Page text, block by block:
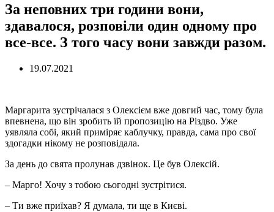
За неповних три години вони,
здавалося, розповіли один одному про
все-все. З того часу вони завжди разом.
19.07.2021
Маргарита зустрічалася з Олексієм вже довгий час, тому була
впевнена, що він зробить їй пропозицію на Різдво. Уже
уявляла собі, який приміряє каблучку, правда, сама про свої
здогадки нікому не розповідала.
За день до свята пролунав дзвінок. Це був Олексій.
– Марго! Хочу з тобою сьогодні зустрітися.
– Ти вже приїхав? Я думала, ти ще в Києві.